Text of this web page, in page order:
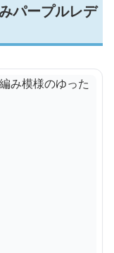
パープルレデ